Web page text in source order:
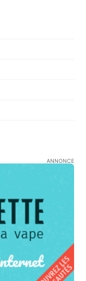
ANNONCE